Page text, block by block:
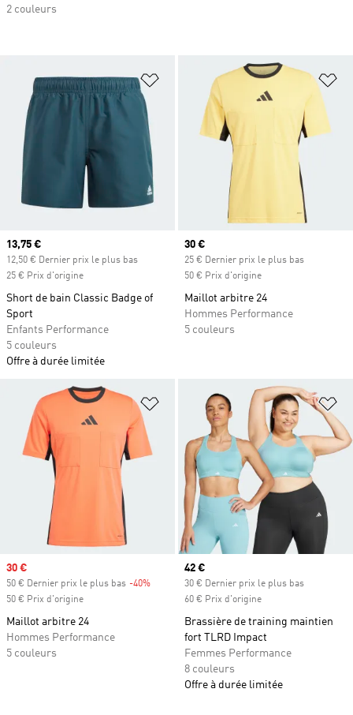
Ajouter à la Liste de produits
Prix actuel
13,75 €
12,50 € Dernier prix le plus bas
25 € Prix d'origine
Short de bain Classic Badge of
Sport
Enfants Performance
5 couleurs
Offre à durée limitée
Prix actuel
30 €
25 € Dernier prix le plus bas
50 € Prix d'origine
Maillot arbitre 24
Hommes Performance
5 couleurs
Ajouter à la Liste de produits
Prix soldé
30 €
50 € Dernier prix le plus bas -40%
50 € Prix d'origine
Maillot arbitre 24
Hommes Performance
5 couleurs
Prix actuel
42 €
30 € Dernier prix le plus bas
60 € Prix d'origine
Brassière de training maintien
fort TLRD Impact
Femmes Performance
8 couleurs
Offre à durée limitée
2 couleurs